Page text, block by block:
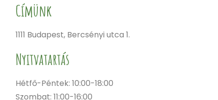
Címünk
1111 Budapest, Bercsényi utca 1.
Nyitvatartás
Hétfő-Péntek: 10:00-18:00
Szombat: 11:00-16:00